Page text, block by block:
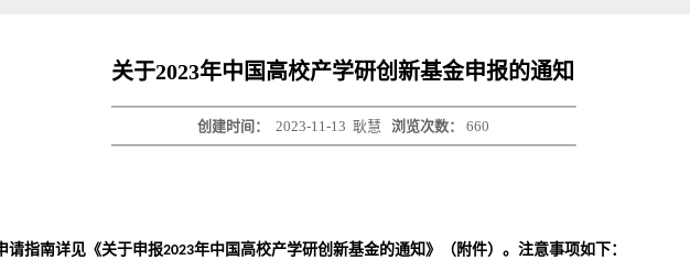
关于2023年中国高校产学研创新基金申报的通知
创建时间： 2023-11-13 耿慧 浏览次数： 660
请指南详见《关于申报2023年中国高校产学研创新基金的通知 》（附件）。注意事项如下：